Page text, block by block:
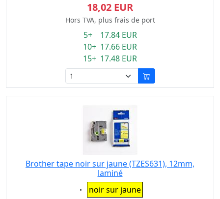
18,02 EUR
Hors TVA, plus frais de port
5+ 17.84 EUR
10+ 17.66 EUR
15+ 17.48 EUR
Brother tape noir sur jaune (TZES631), 12mm,
laminé
Eigenschaft:
noir sur jaune